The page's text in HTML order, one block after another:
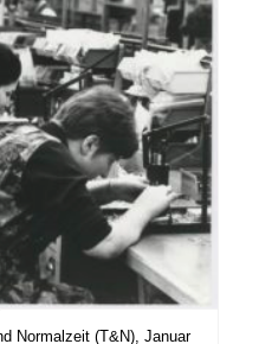
Normalzeit (T&N), Januar